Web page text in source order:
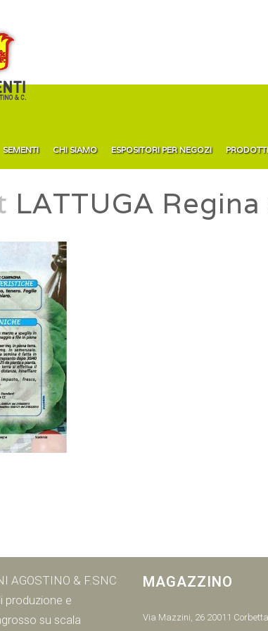
SEMENTI CHI SIAMO ESPOSITORI PER NEGOZI
LATTUGA
AGOSTINO & F.SNC
produzione e
su scala
MAGAZZINO
Via Mazzini, 26 20011